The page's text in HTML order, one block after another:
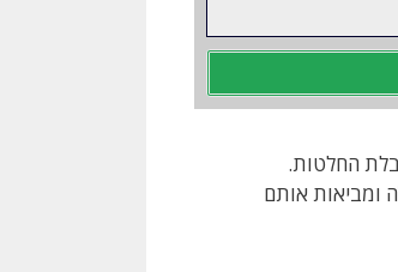
החלטות.
ומביאות אותם